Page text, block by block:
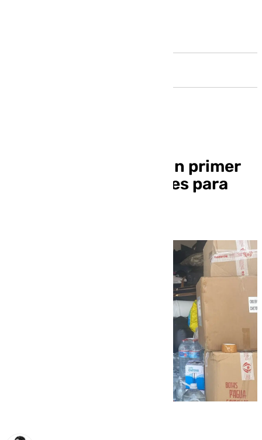
Parte desde Málaga un primer
camión lleno de víveres para